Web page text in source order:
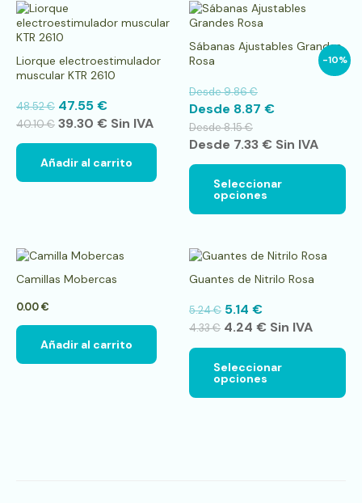
Liorque electroestimulador
muscular KTR 2610
48.52€ 47.55€
40.10€ 39.30 € Sin IVA
Añadir al carrito
-10%
Sábanas Ajustables Grandes
Rosa
Desde9.86€
Desde 8.87 €
Desde8.15€
Desde 7.33€ Sin IVA
Seleccionar
opciones
la
Camillas Mobercas
0.00€
Añadir al carrito
Guantes de Nitrilo Rosa
5.24€ 5.14 €
4.33€ 4.24 € Sin IVA
Seleccionar
opciones
se